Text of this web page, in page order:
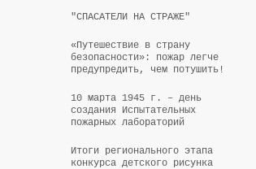
"СПАСАТЕЛИ НА СТРАЖЕ"
«Путешествие в страну
безопасности»: пожар легче
предупредить, чем потушить!
10 марта 1945 г. – день
создания Испытательных
пожарных лабораторий
Итоги регионального этапа
конкурса детского рисунка